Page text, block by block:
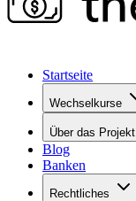
Startseite
Wechselkurse
Über das Projekt
Blog
Banken
Rechtliches